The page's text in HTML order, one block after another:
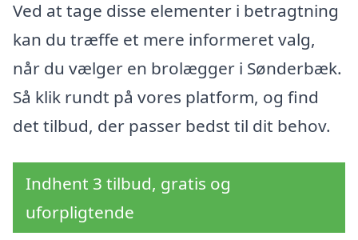
Ved at tage disse elementer i betragtning
kan du træffe et mere informeret valg,
når du vælger en brolægger i Sønderbæk.
Så klik rundt på vores platform, og find
det tilbud, der passer bedst til dit behov.
Indhent 3 tilbud, gratis og
uforpligtende